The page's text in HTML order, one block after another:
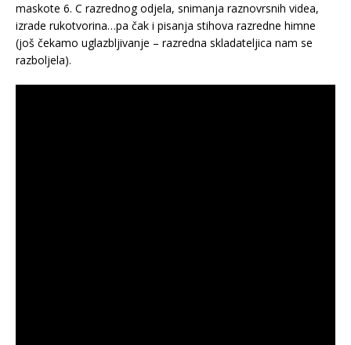
maskote 6. C razrednog odjela, snimanja raznovrsnih videa,
izrade rukotvorina…pa čak i pisanja stihova razredne himne
(još čekamo uglazbljivanje – razredna skladateljica nam se
razboljela).